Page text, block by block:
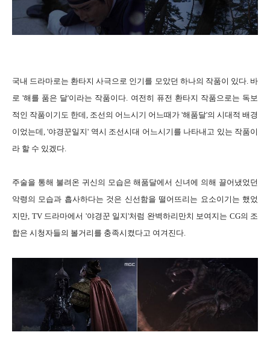
국내 드라마로는 환타지 사극으로 인기를 모았던 하나의 작품이 있다. 바
로 '해를 품은 달'이라는 작품이다. 여전히 퓨전 환타지 작품으로는 독보
적인 작품이기도 한데, 조선의 어느시기 어느때가 '해품달'의 시대적 배경
이었는데, '야경꾼일지' 역시 조선시대 어느시기를 나타내고 있는 작품이
라 할 수 있겠다.
주술을 통해 불려온 귀신의 모습은 해품달에서 신녀에 의해 끌어냈었던
악령의 모습과 흡사하다는 것은 신선함을 떨어뜨리는 요소이기는 했었
지만, TV 드라마에서 '야경꾼 일지'처럼 완벽하리만치 보여지는 CG의 조
합은 시청자들의 볼거리를 충족시켰다고 여겨진다.